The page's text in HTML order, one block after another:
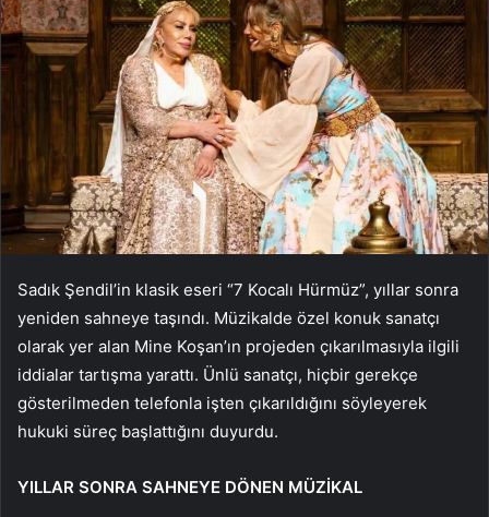
Sadık Şendil’in klasik eseri “7 Kocalı Hürmüz”, yıllar sonra
yeniden sahneye taşındı. Müzikalde özel konuk sanatçı
olarak yer alan Mine Koşan’ın projeden çıkarılmasıyla ilgili
iddialar tartışma yarattı. Ünlü sanatçı, hiçbir gerekçe
gösterilmeden telefonla işten çıkarıldığını söyleyerek
hukuki süreç başlattığını duyurdu.
YILLAR SONRA SAHNEYE DÖNEN MÜZİKAL